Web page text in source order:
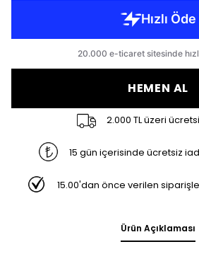
HEMEN AL
2.000 TL üzeri
15 gün içerisinde ücretsiz
15.00'dan önce verilen
Ürün Açıklaması